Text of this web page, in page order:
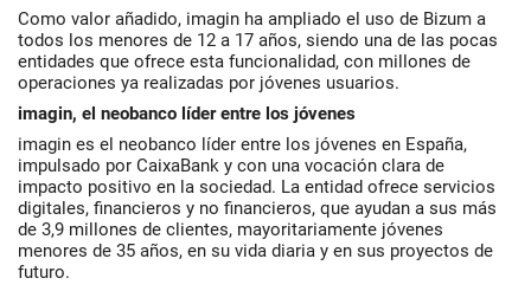
Como valor añadido, imagin ha ampliado el uso de Bizum a
todos los menores de 12 a 17 años, siendo una de las pocas
entidades que ofrece esta funcionalidad, con millones de
operaciones ya realizadas por jóvenes usuarios.
imagin, el neobanco líder entre los jóvenes
imagin es el neobanco líder entre los jóvenes en España,
impulsado por CaixaBank y con una vocación clara de
impacto positivo en la sociedad. La entidad ofrece servicios
digitales, financieros y no financieros, que ayudan a sus más
de 3,9 millones de clientes, mayoritariamente jóvenes
menores de 35 años, en su vida diaria y en sus proyectos de
futuro.